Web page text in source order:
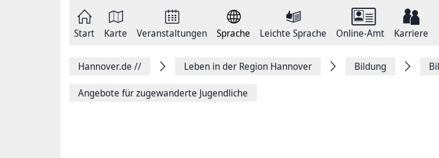
Start Karte Veranstaltungen Sprache Leichte Sprache Online-Amt Karriere
Hannover.de // Leben in der Region Hannover Bildung
Angebote für zugewanderte Jugendliche